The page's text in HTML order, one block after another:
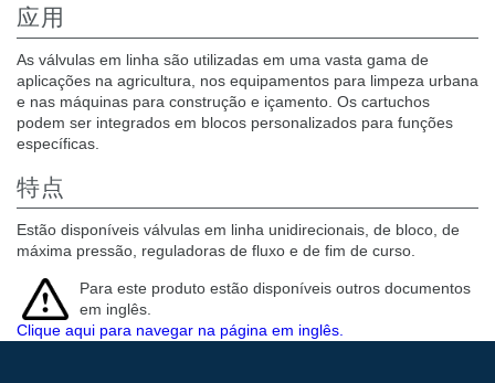
应用
As válvulas em linha são utilizadas em uma vasta gama de
aplicações na agricultura, nos equipamentos para limpeza urbana
e nas máquinas para construção e içamento. Os cartuchos
podem ser integrados em blocos personalizados para funções
específicas.
特点
Estão disponíveis válvulas em linha unidirecionais, de bloco, de
máxima pressão, reguladoras de fluxo e de fim de curso.
Para este produto estão disponíveis outros documentos
em inglês.
Clique aqui para navegar na página em inglês.